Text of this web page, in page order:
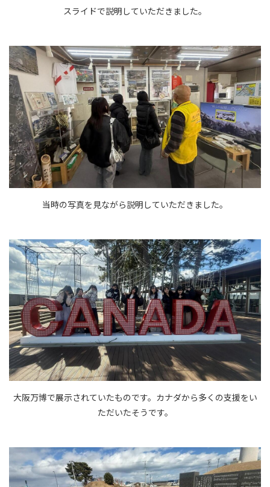
スライドで説明していただきました。
当時の写真を見ながら説明していただきました。
大阪万博で展示されていたものです。カナダから多くの支援をい
ただいたそうです。